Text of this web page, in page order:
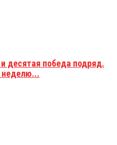
десятая победа подряд.
неделю...